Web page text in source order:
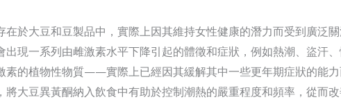
在於大豆和豆製品中，實際上因其維持女性健康的潛力而受到廣泛
出現一系列由雌激素水平下降引起的體徵和症狀，例如熱潮、盜
素的植物性物質——實際上已經因其緩解其中一些更年期症狀的能力
將大豆異黃酮納入飲食中有助於控制潮熱的嚴重程度和頻率，從而改